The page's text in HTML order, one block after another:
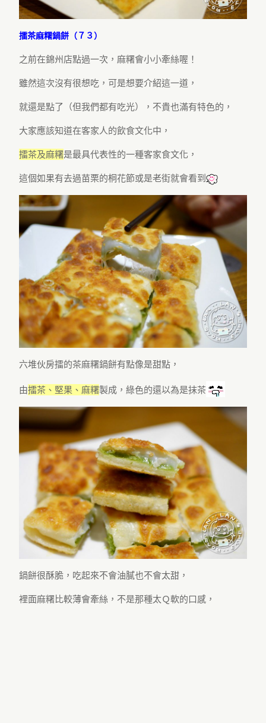
擂茶麻糬鍋餅（７３）
之前在錦州店點過一次，麻糬會小小牽絲喔！
雖然這次沒有很想吃，可是想要介紹這一道，
就還是點了（但我們都有吃光），不貴也滿有特色的，
大家應該知道在客家人的飲食文化中，
擂茶及麻糬是最具代表性的一種客家食文化，
這個如果有去過苗栗的桐花節或是老街就會看到
六堆伙房擂的茶麻糬鍋餅有點像是甜點，
由擂茶、堅果、麻糬製成，綠色的還以為是抹茶
鍋餅很酥脆，吃起來不會油膩也不會太甜，
裡面麻糬比較薄會牽絲，不是那種太Ｑ軟的口感，